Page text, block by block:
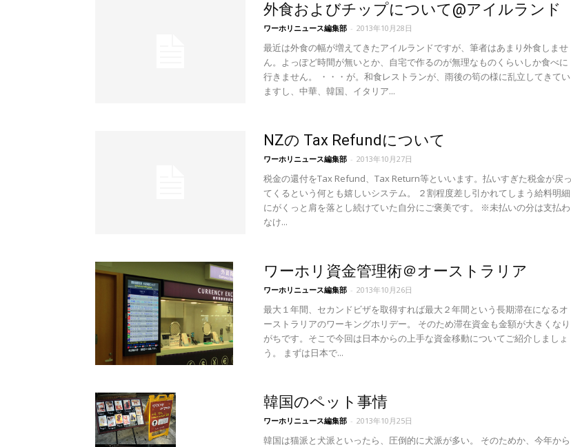
外食およびチップについて@アイルランド
ワーホリニュース編集部 - 2013年10月28日
最近は外食の幅が増えてきたアイルランドですが、筆者はあまり外食しませ
ん。よっぽど時間が無いとか、自宅で作るのが無理なものくらいしか食べに
行きません。 ・・・が。和食レストランが、雨後の筍の様に乱立してきてい
ますし、中華、韓国、イタリア...
NZの Tax Refundについて
ワーホリニュース編集部 - 2013年10月27日
税金の還付をTax Refund、Tax Return等といいます。払いすぎた税金が戻っ
てくるという何とも嬉しいシステム。 ２割程度差し引かれてしまう給料明細
にがくっと肩を落とし続けていた自分にご褒美です。 ※未払いの分は支払わ
なけ...
ワーホリ資金管理術＠オーストラリア
ワーホリニュース編集部 - 2013年10月26日
最大１年間、セカンドビザを取得すれば最大２年間という長期滞在になるオ
ーストラリアのワーキングホリデー。 そのため滞在資金も金額が大きくなり
がちです。そこで今回は日本からの上手な資金移動についてご紹介しましょ
う。 まずは日本で...
韓国のペット事情
ワーホリニュース編集部 - 2013年10月25日
韓国は猫派と犬派といったら、圧倒的に犬派が多い。 そのためか、今年から